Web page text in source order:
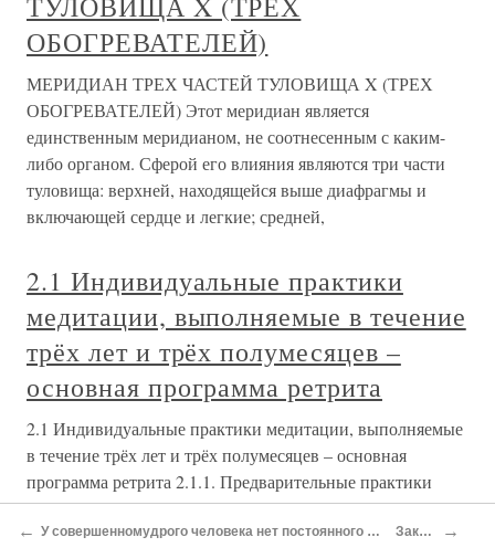
ОБОГРЕВАТЕЛЕЙ)
МЕРИДИАН ТРЕХ ЧАСТЕЙ ТУЛОВИЩА X (ТРЕХ
ОБОГРЕВАТЕЛЕЙ) Этот меридиан является
единственным меридианом, не соотнесенным с каким-
либо органом. Сферой его влияния являются три части
туловища: верхней, находящейся выше диафрагмы и
включающей сердце и легкие; средней,
2.1 Индивидуальные практики
медитации, выполняемые в течение
трёх лет и трёх полумесяцев –
основная программа ретрита
2.1 Индивидуальные практики медитации, выполняемые
в течение трёх лет и трёх полумесяцев – основная
программа ретрита 2.1.1. Предварительные практики
Основная часть ретрита в центре Джамгона Конгтрула
начинается с выполнения предварительных практик, уже
← У совершенномудрого человека нет постоянного сердца, его сердце составляют сердца всего народа. Заключение →